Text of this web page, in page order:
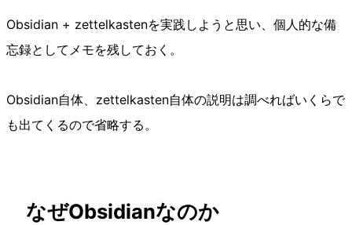
Obsidian + zettelkastenを実践しようと思い、個人的な備
忘録としてメモを残しておく。
Obsidian自体、zettelkasten自体の説明は調べればいくらで
も出てくるので省略する。
なぜObsidianなのか